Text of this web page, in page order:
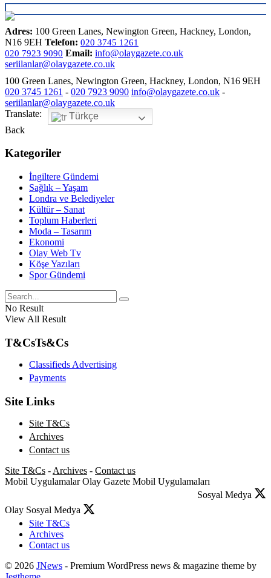
Adres: 100 Green Lanes, Newington Green, Hackney, London,
N16 9EH Telefon: 020 3745 1261
020 7923 9090 Email: info@olaygazete.co.uk
seriilanlar@olaygazete.co.uk
100 Green Lanes, Newington Green, Hackney, London, N16 9EH
020 3745 1261 - 020 7923 9090 info@olaygazete.co.uk -
seriilanlar@olaygazete.co.uk
Translate:
Türkçe
Back
Kategoriler
İngiltere Gündemi
Sağlık – Yaşam
Londra ve Belediyeler
Kültür – Sanat
Toplum Haberleri
Moda – Tasarım
Ekonomi
Olay Web Tv
Köşe Yazıları
Spor Gündemi
No Result
View All Result
T&CsTs&Cs
Classifieds Advertising
Payments
Site Links
Site T&Cs
Archives
Contact us
Site T&Cs - Archives - Contact us
Mobil Uygulamalar Olay Gazete Mobil Uygulamaları
Sosyal Medya
Olay Sosyal Medya
Site T&Cs
Archives
Contact us
© 2026 JNews - Premium WordPress news & magazine theme by